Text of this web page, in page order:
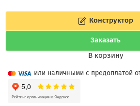
Конструктор
Заказать
В корзину
или наличными с предоплатой